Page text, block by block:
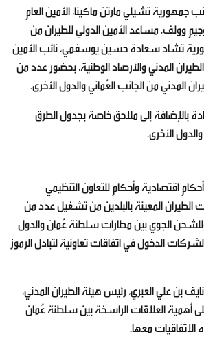
جمهورية تشيلي مارتن ماكينا، الأمين العام
وولف، مساعد الأمين الدولي للطيران من
تشاد سعادة حسين يوسفمي، نائب الأمين
المدني والأرصاد الوطنية، بحضور عدد من
المدني من الجانب العُماني والدول الأخرى.
الاتفاقيات 24 مادة بالإضافة إلى ملاحق خاصة بجدول الطرق
الأخرى.
اقتصادية وأحكام للتعاون التنظيمي
المعينة بالبلدين من تشغيل عدد من
الجوي بين مطارات سلطنة عُمان والدول
الدخول في اتفاقات تعاونية لتبادل الرموز
بن علي العبري، رئيس هيئة الطيران المدني،
أهمية العلاقات الراسخة بين سلطنة عُمان
الاتفاقيات معها.